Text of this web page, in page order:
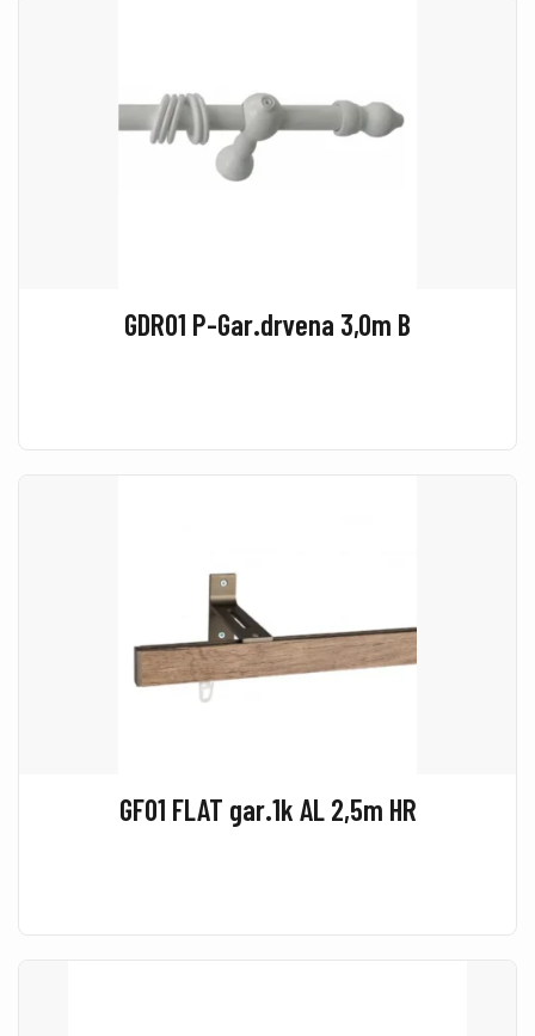
GDR01 P-Gar.drvena 3,0m B
GF01 FLAT gar.1k AL 2,5m HR